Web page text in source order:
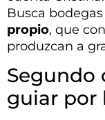
Busca
propio, que
produzcan a
Segundo
guiar por